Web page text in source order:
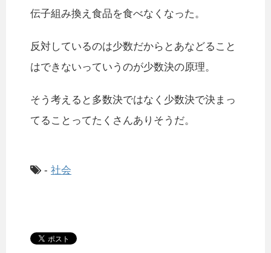
伝子組み換え食品を食べなくなった。
反対しているのは少数だからとあなどること
はできないっていうのが少数決の原理。
そう考えると多数決ではなく少数決で決まっ
てることってたくさんありそうだ。
- 社会